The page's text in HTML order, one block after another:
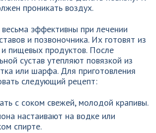
проникать воздух.
эффективны при лечении
и позвоночника. Их готовят из
пищевых продуктов. После
сустав утепляют повязкой из
или шарфа. Для приготовления
следующий рецепт:
с соком свежей, молодой крапивы.
настаивают на водке или
спирте.